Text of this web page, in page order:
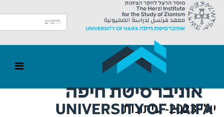
יולי 2023- עיתונות